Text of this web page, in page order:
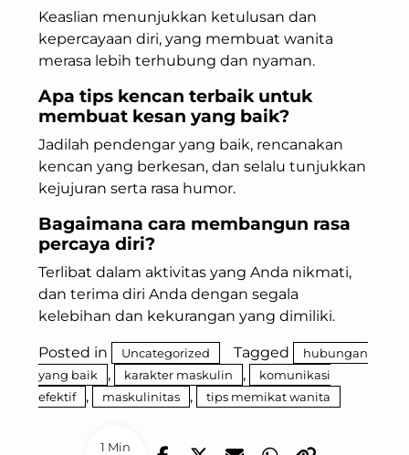
1 Min
Keaslian menunjukkan ketulusan dan
kepercayaan diri, yang membuat wanita
merasa lebih terhubung dan nyaman.
Apa tips kencan terbaik untuk
membuat kesan yang baik?
Jadilah pendengar yang baik, rencanakan
kencan yang berkesan, dan selalu tunjukkan
kejujuran serta rasa humor.
Bagaimana cara membangun rasa
percaya diri?
Terlibat dalam aktivitas yang Anda nikmati,
dan terima diri Anda dengan segala
kelebihan dan kekurangan yang dimiliki.
Posted in Uncategorized Tagged
hubungan
yang baik
, karakter maskulin ,
komunikasi
efektif
, maskulinitas , tips memikat wanita